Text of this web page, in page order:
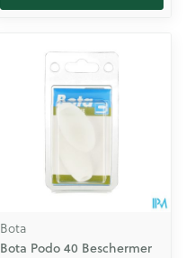
Bota
Bota Podo 40 Beschermer